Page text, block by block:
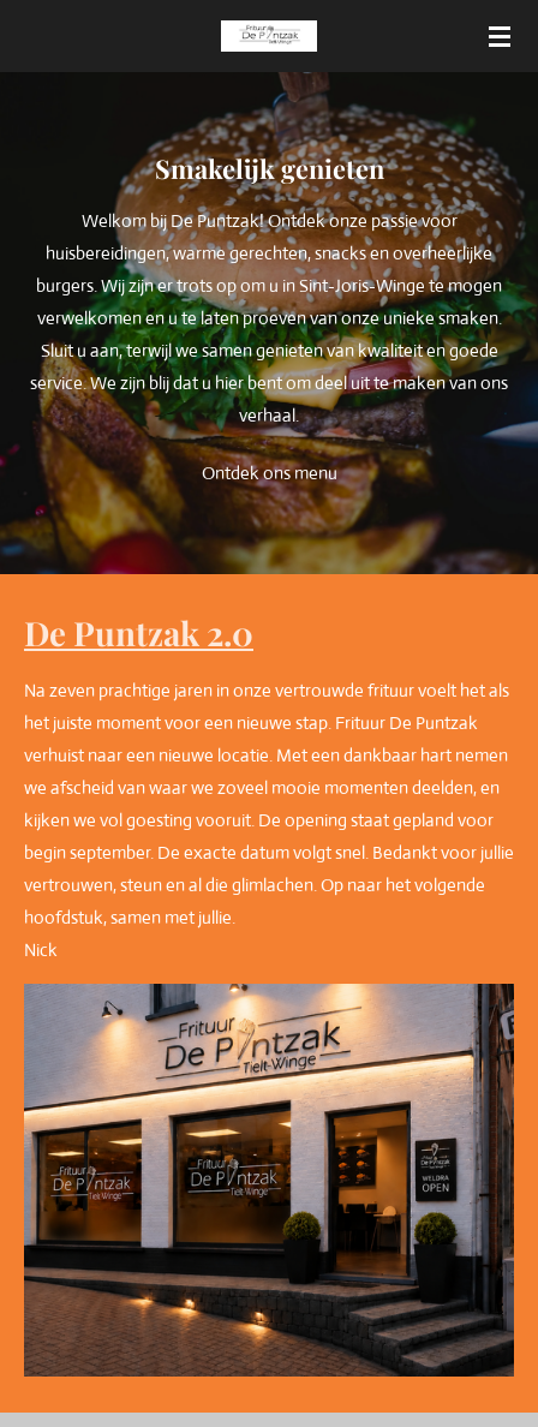
Smakelijk genieten
Welkom bij De Puntzak! Ontdek onze passie voor
huisbereidingen, warme gerechten, snacks en overheerlijke
burgers. Wij zijn er trots op om u in Sint-Joris-Winge te mogen
verwelkomen en u te laten proeven van onze unieke smaken.
Sluit u aan, terwijl we samen genieten van kwaliteit en goede
service. We zijn blij dat u hier bent om deel uit te maken van ons
verhaal.
Ontdek ons menu
De Puntzak 2.0
Na zeven prachtige jaren in onze vertrouwde frituur voelt het als
het juiste moment voor een nieuwe stap. Frituur De Puntzak
verhuist naar een nieuwe locatie. Met een dankbaar hart nemen
we afscheid van waar we zoveel mooie momenten deelden, en
kijken we vol goesting vooruit. De opening staat gepland voor
begin september. De exacte datum volgt snel. Bedankt voor jullie
vertrouwen, steun en al die glimlachen. Op naar het volgende
hoofdstuk, samen met jullie.
Nick